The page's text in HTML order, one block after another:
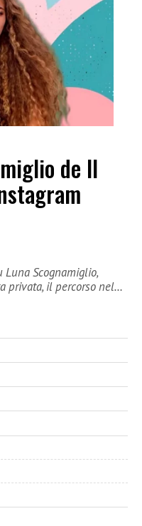
de Il
Scognamiglio,
privata, il percorso nel…